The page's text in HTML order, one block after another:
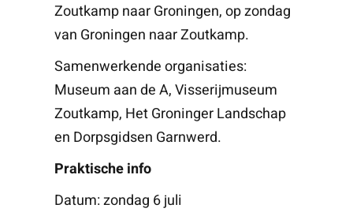
Zoutkamp naar Groningen, op zondag
van Groningen naar Zoutkamp.
Samenwerkende organisaties:
Museum aan de A, Visserijmuseum
Zoutkamp, Het Groninger Landschap
en Dorpsgidsen Garnwerd.
Praktische info
Datum: zondag 6 juli